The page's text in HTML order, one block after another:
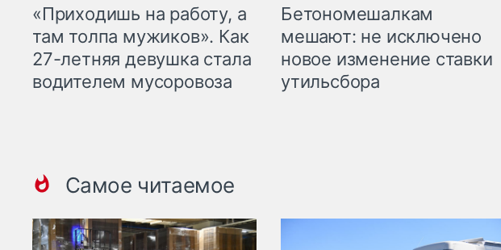
«Приходишь на работу, а
там толпа мужиков». Как
27-летняя девушка стала
водителем мусоровоза
Бетономешалкам
мешают: не исключено
новое изменение ставки
утильсбора
Самое читаемое